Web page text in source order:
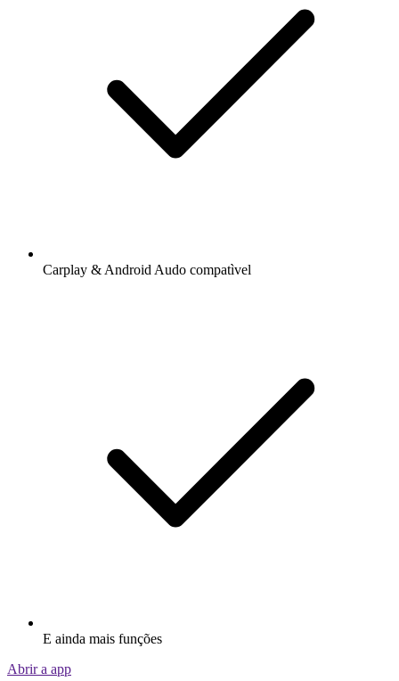
Carplay & Android Audo compatìvel
E ainda mais funções
Abrir a app